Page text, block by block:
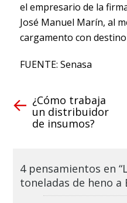
el empresario de la
José Manuel Marín, al
cargamento con
FUENTE: Senasa
¿Cómo trabaja
un distribuidor
de insumos?
4 pensamientos en
toneladas de heno a